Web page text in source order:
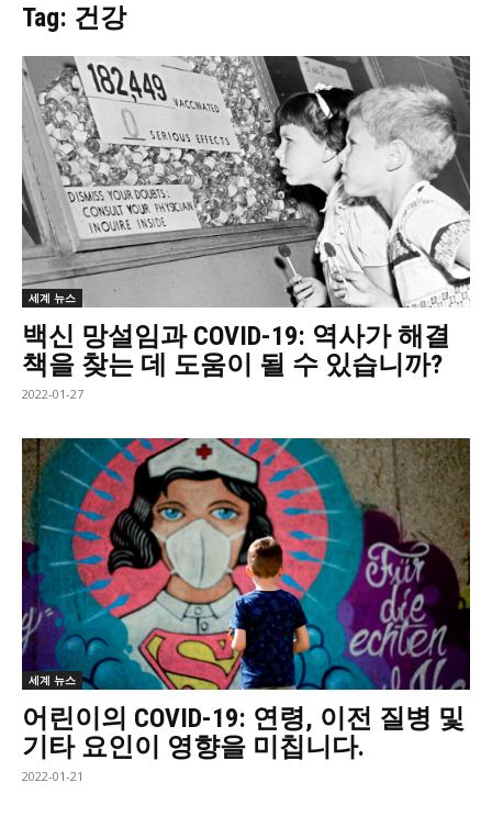
Tag: 건강
세계 뉴스
백신 망설임과 COVID-19: 역사가 해결
책을 찾는 데 도움이 될 수 있습니까?
2022-01-27
세계 뉴스
어린이의 COVID-19: 연령, 이전 질병 및
기타 요인이 영향을 미칩니다.
2022-01-21